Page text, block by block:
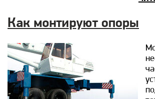
Как монтируют опоры